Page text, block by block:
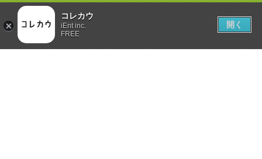
コレカウ
iEnt inc.
FREE
開く